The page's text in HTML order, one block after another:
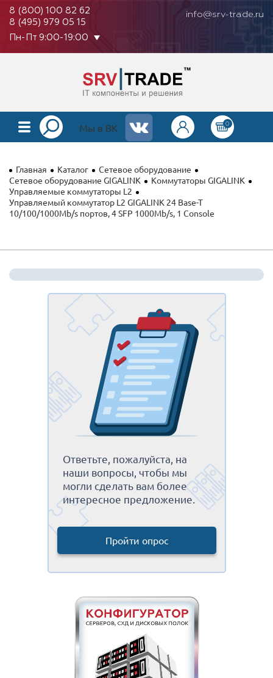
8 (800) 100 82 62
8 (495) 979 05 15
info@srv-trade.ru
Пн-Пт 9:00-19:00
КАТАЛОГ
ОПЛАТА
ГАРАНТИЯ
Мы в ВК 0
Главная Каталог
Сетевое оборудование
Сетевое оборудование GIGALINK
Коммутаторы GIGALINK
Управляемые коммутаторы L2
Управляемый коммутатор L2 GIGALINK 24 Base-T
10/100/1000Mb/s портов, 4 SFP 1000Mb/s, 1 Console
Ответьте, пожалуйста, на
наши вопросы, чтобы мы
могли сделать вам более
интересное предложение.
Пройти опрос